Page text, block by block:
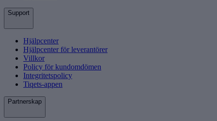
Support
Hjälpcenter
Hjälpcenter för leverantörer
Villkor
Policy för kundomdömen
Integritetspolicy
Tiqets-appen
Partnerskap